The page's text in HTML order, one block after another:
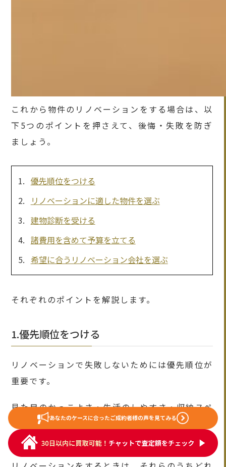
これから物件のリノベーションをする場合は、以
下5つのポイントを押さえて、後悔・失敗を防ぎ
ましょう。
優先順位をつける
リノベーションに適した物件を選ぶ
建物診断を受ける
諸費用を含めて予算を立てる
希望に合うリノベーション会社を選ぶ
それぞれのポイントを解説します。
1.優先順位をつける
リノベーションで失敗しないためには優先順位が
重要です。
見た目のかっこよさ・生活のしやすさ・収納スペ
ースの量など、住宅を設計する際に考えるポイン
トはさまざまです。
あなたのケースに合ったご成約者様の声を見てみる